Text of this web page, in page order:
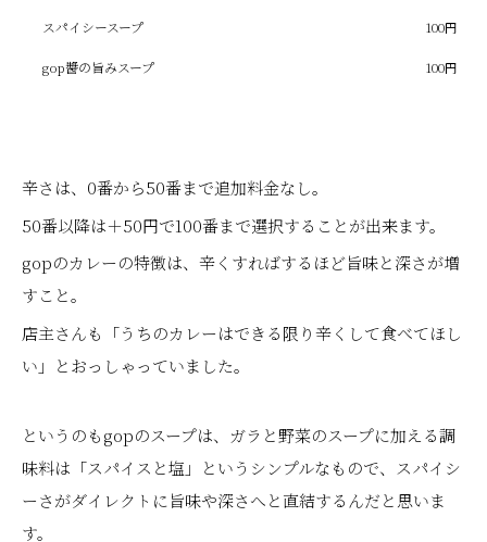
スパイシースープ 100円
gop醬の旨みスープ 100円
辛さは、0番から50番まで追加料金なし。
50番以降は＋50円で100番まで選択することが出来ます。
gopのカレーの特徴は、辛くすればするほど旨味と深さが増
すこと。
店主さんも「うちのカレーはできる限り辛くして食べてほし
い」とおっしゃっていました。
というのもgopのスープは、ガラと野菜のスープに加える調
味料は「スパイスと塩」というシンプルなもので、スパイシ
ーさがダイレクトに旨味や深さへと直結するんだと思いま
す。